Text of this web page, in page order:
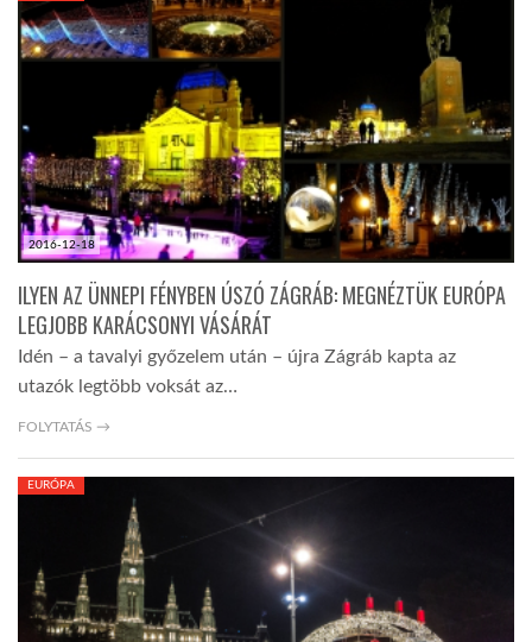
2016-12-18
ILYEN AZ ÜNNEPI FÉNYBEN ÚSZÓ ZÁGRÁB: MEGNÉZTÜK EURÓPA
LEGJOBB KARÁCSONYI VÁSÁRÁT
Idén – a tavalyi győzelem után – újra Zágráb kapta az
utazók legtöbb voksát az…
FOLYTATÁS →
EURÓPA